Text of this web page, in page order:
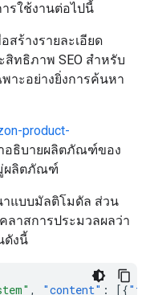
รใช้งานต่อไปนี้
สร้างรายละเอียด
ทธิภาพ SEO สำหรับ
าะอย่างยิ่งการค้นหา
product-
อธิบายผลิตภัณฑ์ของ
ผลิตภัณฑ์
าแบบมัลติโมดัล ส่วน
ลาสการประมวลผลว่า
ดังนี้
, "content" : [{